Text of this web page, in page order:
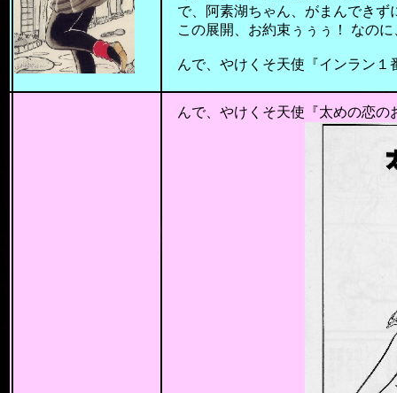
で、阿素湖ちゃん、がまんできず
この展開、お約束ぅぅぅ！ なの
んで、やけくそ天使『インラン１
んで、やけくそ天使『太めの恋の